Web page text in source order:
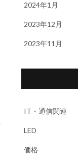
2024年1月
2023年12月
2023年11月
IT・通信関連
LED
価格